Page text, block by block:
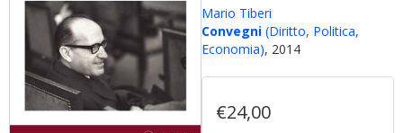
Mario Tiberi
Convegni (Diritto, Politica,
Economia), 2014
€24,00